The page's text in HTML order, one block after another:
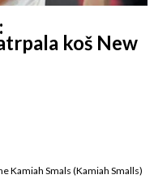
koš New
Kamiah Smals (Kamiah Smalls)